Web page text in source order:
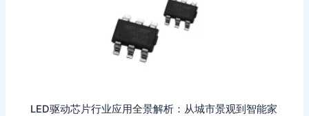
LED驱动芯片行业应用全景解析：从城市景观到智能家